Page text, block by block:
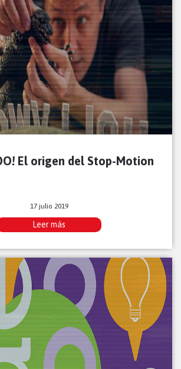
El origen del Stop-Motion
17 julio 2019
Leer más